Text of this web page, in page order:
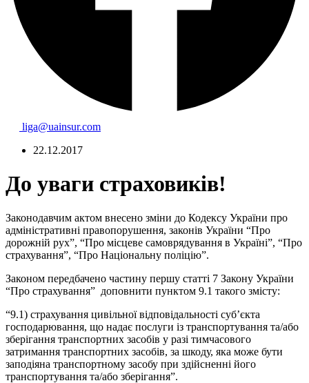
liga@uainsur.com
22.12.2017
До уваги страховиків!
Законодавчим актом внесено зміни до Кодексу України про
адміністративні правопорушення, законів України “Про
дорожній рух”, “Про місцеве самоврядування в Україні”, “Про
страхування”, “Про Національну поліцію”.
Законом передбачено частину першу статті 7 Закону України
“Про страхування” доповнити пунктом 9.1 такого змісту:
“9.1) страхування цивільної відповідальності суб’єкта
господарювання, що надає послуги із транспортування та/або
зберігання транспортних засобів у разі тимчасового
затримання транспортних засобів, за шкоду, яка може бути
заподіяна транспортному засобу при здійсненні його
транспортування та/або зберігання”.